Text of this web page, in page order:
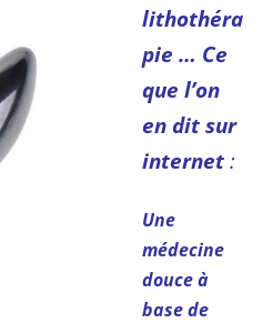
lithothéra
pie … Ce
que l’on
en dit sur
internet :
Une
médecine
douce à
base de